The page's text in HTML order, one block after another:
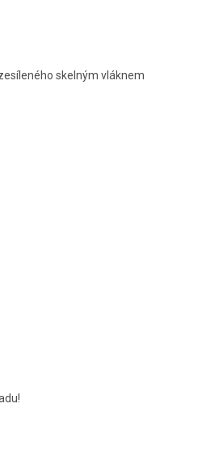
A
skelným vláknem